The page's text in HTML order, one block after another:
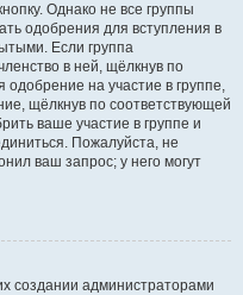
Однако не все группы
одобрения для вступления в
Если группа
в ней, щёлкнув по
одобрение на участие в группе,
щёлкнув по соответствующей
ваше участие в группе и
Пожалуйста, не
ваш запрос; у него могут
создании администраторами